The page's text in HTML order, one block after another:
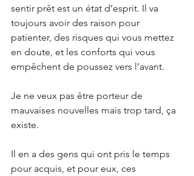
sentir prêt est un état d’esprit. Il va
toujours avoir des raison pour
patienter, des risques qui vous mettez
en doute, et les conforts qui vous
empêchent de poussez vers l’avant.
Je ne veux pas être porteur de
mauvaises nouvelles mais trop tard, ça
existe.
Il en a des gens qui ont pris le temps
pour acquis, et pour eux, ces